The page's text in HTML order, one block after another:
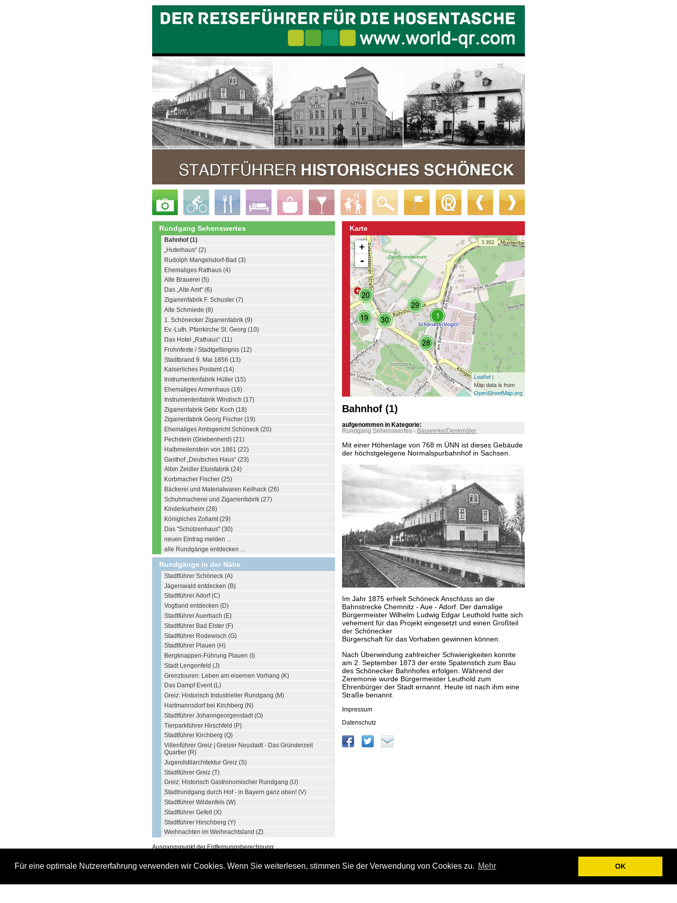
Für eine optimale Nutzererfahrung verwenden wir Cookies. Wenn Sie weiterlesen, stimmen Sie der Verwendung von Cookies zu. Mehr OK
Rundgang Sehenswertes
Bahnhof (1)
„Huterhaus“ (2)
Rudolph Mangelsdorf-Bad (3)
Ehemaliges Rathaus (4)
Alte Brauerei (5)
Das „Alte Amt“ (6)
Zigarrenfabrik F. Schuster (7)
Alte Schmiede (8)
1. Schönecker Zigarrenfabrik (9)
Ev.-Luth. Pfarrkirche St. Georg (10)
Das Hotel „Rathaus“ (11)
Frohnfeste / Stadtgefängnis (12)
Stadtbrand 9. Mai 1856 (13)
Kaiserliches Postamt (14)
Instrumentenfabrik Hüller (15)
Ehemaliges Armenhaus (16)
Instrumentenfabrik Windisch (17)
Zigarrenfabrik Gebr. Koch (18)
Zigarrenfabrik Georg Fischer (19)
Ehemaliges Amtsgericht Schöneck (20)
Pechstein (Griebenherd) (21)
Halbmeilenstein von 1861 (22)
Gasthof „Deutsches Haus“ (23)
Albin Zeidler Etuisfabrik (24)
Korbmacher Fischer (25)
Bäckerei und Materialwaren Keilhack (26)
Schuhmacherei und Zigarrenfabrik (27)
Kinderkurheim (28)
Königliches Zollamt (29)
Das "Schützenhaus" (30)
neuen Eintrag melden ...
alle Rundgänge entdecken ...
Rundgänge in der Nähe
Stadtführer Schöneck (A)
Jägerswald entdecken (B)
Stadtführer Adorf (C)
Vogtland entdecken (D)
Stadtführer Auerbach (E)
Stadtführer Bad Elster (F)
Stadtführer Rodewisch (G)
Stadtführer Plauen (H)
Bergknappen-Führung Plauen (I)
Stadt Lengenfeld (J)
Grenztouren: Leben am eisernen Vorhang (K)
Das Dampf Event (L)
Greiz: Historisch Industrieller Rundgang (M)
Hartmannsdorf bei Kirchberg (N)
Stadtführer Johanngeorgenstadt (O)
Tierparkführer Hirschfeld (P)
Stadtführer Kirchberg (Q)
Villenführer Greiz | Greizer Neustadt - Das Gründerzeit
Quartier (R)
Jugendstilarchitektur Greiz (S)
Stadtführer Greiz (T)
Greiz: Historisch Gastronomischer Rundgang (U)
Stadtrundgang durch Hof - in Bayern ganz oben! (V)
Stadtführer Wildenfels (W)
Stadtführer Gefell (X)
Stadtführer Hirschberg (Y)
Weihnachten im Weihnachtsland (Z)
Ausgangspunkt der Entfernungsberechnung:
Karte
+
-
Leaflet |
Map data is from
OpenStreetMap.org
Bahnhof (1)
aufgenommen in Kategorie:
Rundgang Sehenswertes - Bauwerke/Denkmäler
Mit einer Höhenlage von 768 m ÜNN ist dieses Gebäude
der höchstgelegene Normalspurbahnhof in Sachsen.
Im Jahr 1875 erhielt Schöneck Anschluss an die
Bahnstrecke Chemnitz - Aue - Adorf. Der damalige
Bürgermeister Wilhelm Ludwig Edgar Leuthold hatte sich
vehement für das Projekt eingesetzt und einen Großteil
der Schönecker
Bürgerschaft für das Vorhaben gewinnen können.
Nach Überwindung zahlreicher Schwierigkeiten konnte
am 2. September 1873 der erste Spatenstich zum Bau
des Schönecker Bahnhofes erfolgen. Während der
Zeremonie wurde Bürgermeister Leuthold zum
Ehrenbürger der Stadt ernannt. Heute ist nach ihm eine
Straße benannt.
Impressum
Datenschutz